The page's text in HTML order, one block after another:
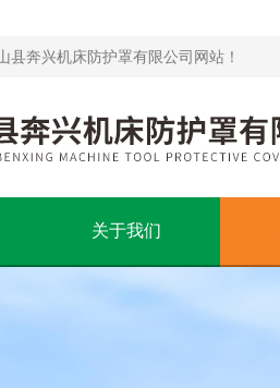
县奔兴机床防护罩有限公司网站！
关于我们